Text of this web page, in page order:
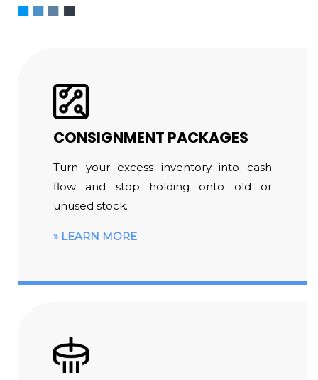
CONSIGNMENT PACKAGES
Turn your excess inventory into cash
flow and stop holding onto old or
unused stock.
LEARN MORE